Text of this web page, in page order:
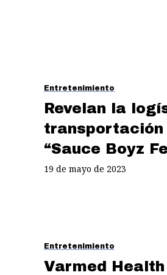
Entretenimiento
Revelan la
transportación
“Sauce Boyz
19 de mayo de 2023
Entretenimiento
Varmed